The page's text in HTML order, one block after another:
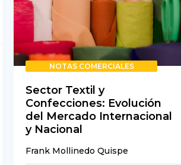
NOTAS COMERCIALES
Sector Textil y
Confecciones: Evolución
del Mercado Internacional
y Nacional
Frank Mollinedo Quispe